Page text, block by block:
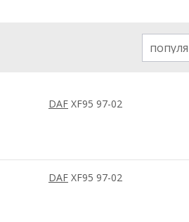
DAF XF95 97-02
DAF XF95 97-02